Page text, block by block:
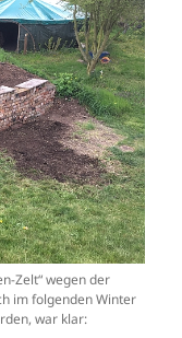
Zelt“ wegen der
im folgenden Winter
war klar: